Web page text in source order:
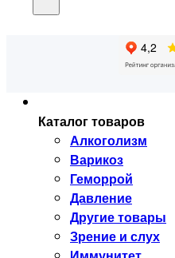
Каталог товаров
Алкоголизм
Варикоз
Геморрой
Давление
Другие товары
Зрение и слух